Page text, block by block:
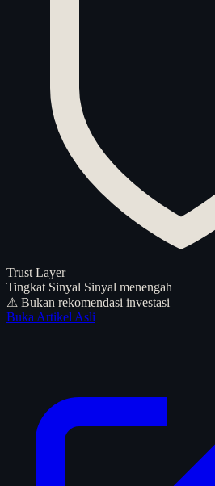
Trust Layer
Tingkat Sinyal Sinyal menengah
⚠ Bukan rekomendasi investasi
Buka Artikel Asli